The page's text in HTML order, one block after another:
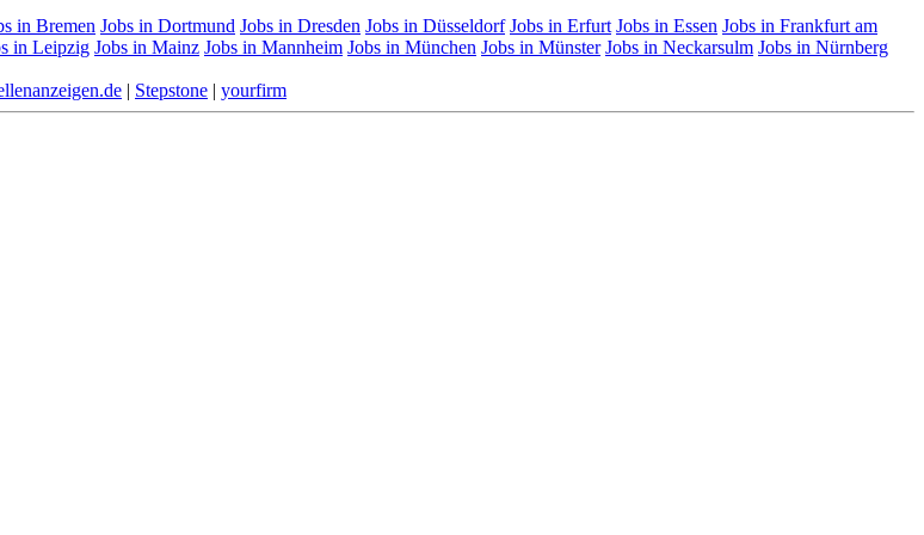
in Bremen Jobs in Dortmund Jobs in Dresden Jobs in Düsseldorf Jobs in Erfurt Jobs in Essen Jobs in Frankfurt am
in Leipzig Jobs in Mainz Jobs in Mannheim Jobs in München Jobs in Münster Jobs in Neckarsulm Jobs in Nürnberg
| Stepstone | yourfirm